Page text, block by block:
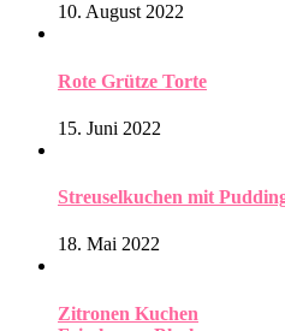
10. August 2022
Rote Grütze Torte
15. Juni 2022
Streuselkuchen mit
18. Mai 2022
Zitronen Kuchen